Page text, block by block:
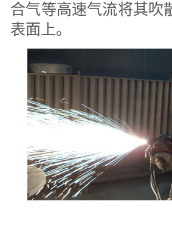
合气等高速气流将其吹
表面上。